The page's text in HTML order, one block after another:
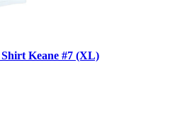
Shirt Keane #7 (XL)